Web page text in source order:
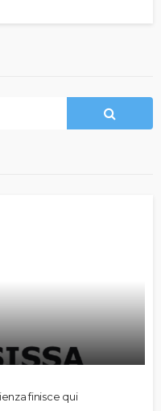
finisce qui